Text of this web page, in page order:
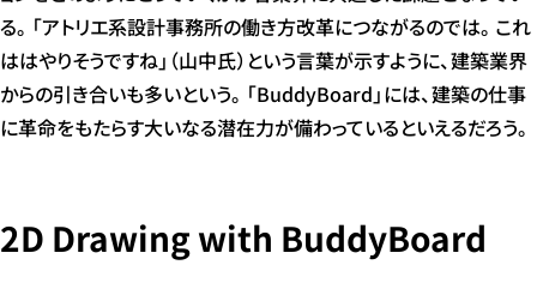
る。「アトリエ系設計事務所の働き方改革につながるのでは。これ
ははやりそうですね」（山中氏）という言葉が示すように、建築業界
からの引き合いも多いという。「BuddyBoard」には、建築の仕事
に革命をもたらす大いなる潜在力が備わっているといえるだろう。
2D Drawing with BuddyBoard